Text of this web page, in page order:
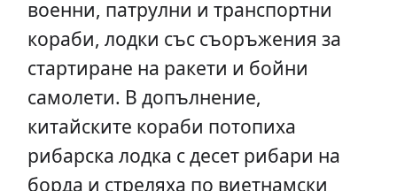
военни, патрулни и транспортни
кораби, лодки със съоръжения за
стартиране на ракети и бойни
самолети. В допълнение,
китайските кораби потопиха
рибарска лодка с десет рибари на
борда и стреляха по виетнамски